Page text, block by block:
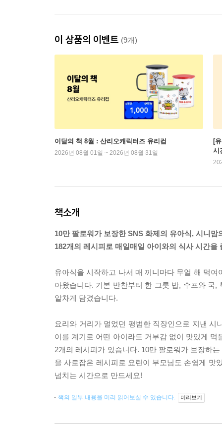
이 상품의 이벤트 (9개)
이달의 책 8월 : 산리오캐릭터즈 유리컵
2026년 08월 01일 ~ 2026년 08월 31일
[
시
책소개
10만 팔로워가 보장한 SNS 화제의 유아식, 시니
182개의 레시피로 매일매일 아이와의 식사 시간을
유아식을 시작하고 나서 매 끼니마다 무얼 해 먹
아왔습니다. 기본 반찬부터 한 그릇 밥, 수프와 국
알차게 담겼습니다.
요리와 거리가 멀었던 평범한 직장인으로 지낸 시
이를 계기로 어떤 아이라도 거부감 없이 맛있게
2개의 레시피가 있습니다. 10만 팔로워가 보장하
을 사로잡은 레시피로 요린이 부모님도 손쉽게 맛
넘치는 시간으로 만드세요!
책의 일부 내용을 미리 읽어보실 수 있습니다. 미리보기